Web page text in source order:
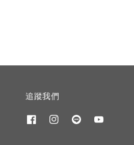
追蹤我們